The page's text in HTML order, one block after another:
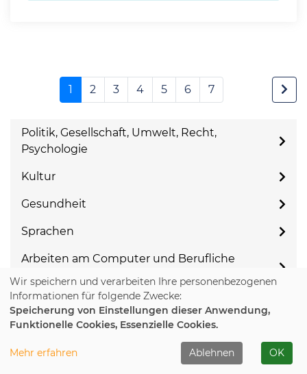
1 2 3 4 5 6 7
Politik, Gesellschaft, Umwelt, Recht,
Psychologie
Kultur
Gesundheit
Sprachen
Arbeiten am Computer und Berufliche
Weiterbildung
Junge VHS
Beginn
Wir speichern und verarbeiten Ihre personenbezogenen
Informationen für folgende Zwecke:
Speicherung von Einstellungen dieser Anwendung,
Funktionelle Cookies, Essenzielle Cookies.
Mehr erfahren Ablehnen OK